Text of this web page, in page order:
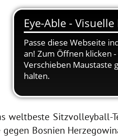
weltbeste Sitzvolleyball-
Bosnien